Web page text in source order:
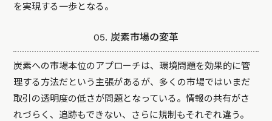
を実現する一歩となる。
05. 炭素市場の変革
炭素への市場本位のアプローチは、環境問題を効果的に管
理する方法だという主張があるが、多くの市場ではいまだ
取引の透明度の低さが問題となっている。情報の共有がさ
れづらく、追跡もできない、さらに規制もそれぞれ違う。